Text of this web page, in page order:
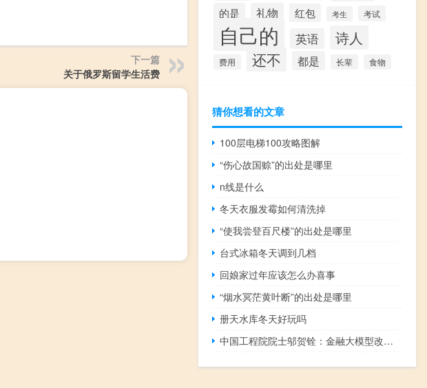
下一篇
关于俄罗斯留学生活费
的是 礼物 红包 考生 考试
自己的 英语 诗人
费用 还不 都是 长辈 食物
猜你想看的文章
100层电梯100攻略图解
“伤心故国赊”的出处是哪里
n线是什么
冬天衣服发霉如何清洗掉
“使我尝登百尺楼”的出处是哪里
台式冰箱冬天调到几档
回娘家过年应该怎么办喜事
“烟水冥茫黄叶断”的出处是哪里
册天水库冬天好玩吗
中国工程院院士邬贺铨：金融大模型改变了金融科技的范式 仍面临三挑战